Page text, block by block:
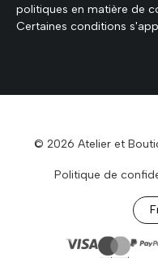
politiques en matière de
Certaines conditions
© 2026 Atelier et
Politique de